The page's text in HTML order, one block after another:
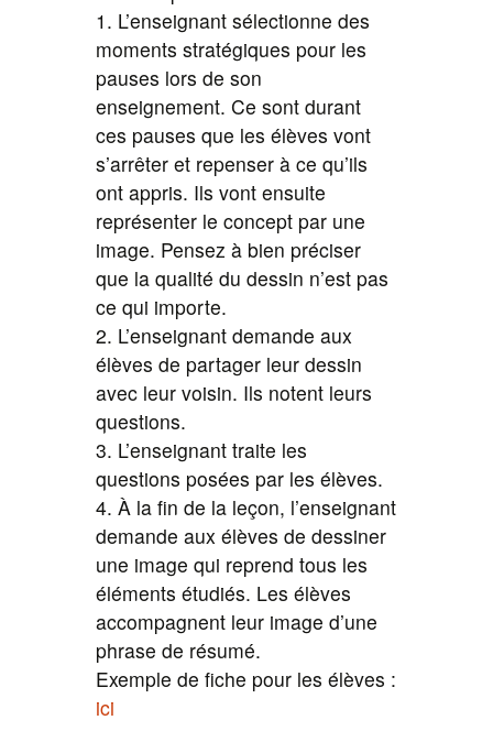
1. L’enseignant sélectionne des
moments stratégiques pour les
pauses lors de son
enseignement. Ce sont durant
ces pauses que les élèves vont
s’arrêter et repenser à ce qu’ils
ont appris. Ils vont ensuite
représenter le concept par une
image. Pensez à bien préciser
que la qualité du dessin n’est pas
ce qui importe.
2. L’enseignant demande aux
élèves de partager leur dessin
avec leur voisin. Ils notent leurs
questions.
3. L’enseignant traite les
questions posées par les élèves.
4. À la fin de la leçon, l’enseignant
demande aux élèves de dessiner
une image qui reprend tous les
éléments étudiés. Les élèves
accompagnent leur image d’une
phrase de résumé.
Exemple de fiche pour les élèves :
ici